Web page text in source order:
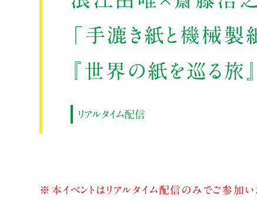
「手漉き紙と機械製
『世界の紙を巡る
リアルタイム配信
※本イベントはリアルタイム配信のみでご参加い